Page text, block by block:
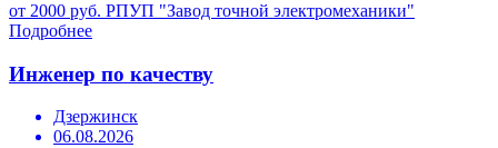
от 2000 руб. РПУП "Завод точной электромеханики"
Подробнее
Инженер по качеству
Дзержинск
06.08.2026